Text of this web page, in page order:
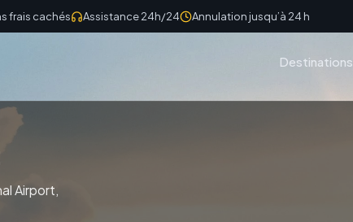
frais cachés Assistance 24h/24 Annulation jusqu’à 24 h
Destinations
Airport,